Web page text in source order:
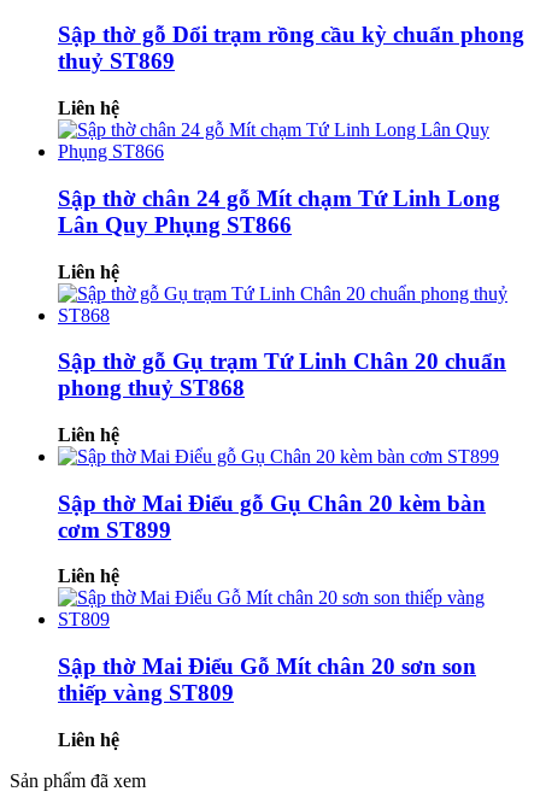
Sập thờ gỗ Dổi trạm rồng cầu kỳ chuẩn phong
thuỷ ST869
Liên hệ
Sập thờ chân 24 gỗ Mít chạm Tứ Linh Long
Lân Quy Phụng ST866
Liên hệ
Sập thờ gỗ Gụ trạm Tứ Linh Chân 20 chuẩn
phong thuỷ ST868
Liên hệ
Sập thờ Mai Điểu gỗ Gụ Chân 20 kèm bàn
cơm ST899
Liên hệ
Sập thờ Mai Điểu Gỗ Mít chân 20 sơn son
thiếp vàng ST809
Liên hệ
Sản phẩm đã xem